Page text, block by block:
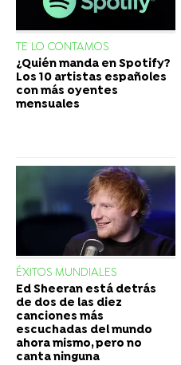
TE LO CONTAMOS
¿Quién manda en Spotify?
Los 10 artistas españoles
con más oyentes
mensuales
ÉXITOS MUNDIALES
Ed Sheeran está detrás
de dos de las diez
canciones más
escuchadas del mundo
ahora mismo, pero no
canta ninguna